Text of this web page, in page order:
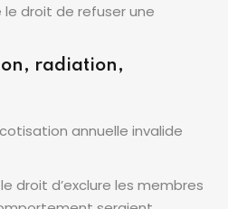
le droit de refuser une
radiation,
annuelle invalide
droit d’exclure les membres